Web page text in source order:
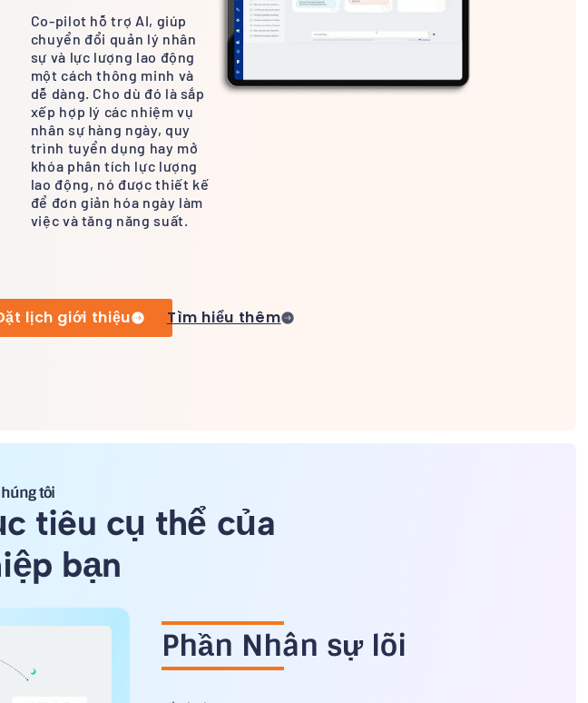
Co-pilot hỗ trợ AI, giúp
chuyển đổi quản lý nhân
sự và lực lượng lao động
một cách thông minh và
dễ dàng. Cho dù đó là sắp
xếp hợp lý các nhiệm vụ
nhân sự hàng ngày, quy
trình tuyển dụng hay mở
khóa phân tích lực lượng
lao động, nó được thiết kế
để đơn giản hóa ngày làm
việc và tăng năng suất.
lịch giới thiệu Tìm hiểu thêm
tôi
tiêu cụ thể của
bạn
Phần Nhân sự lõi